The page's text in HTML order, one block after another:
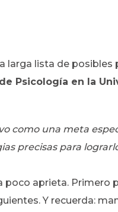
larga lista de
Psicología en la
como una meta
precisas para
poco aprieta.
Y recuerda: